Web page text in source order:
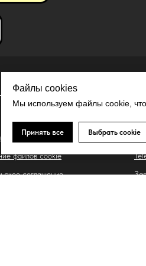
Файлы cookies
Мы используем файлы cookie,
Принять все Выбрать cookie
файлов cookie
соглашение